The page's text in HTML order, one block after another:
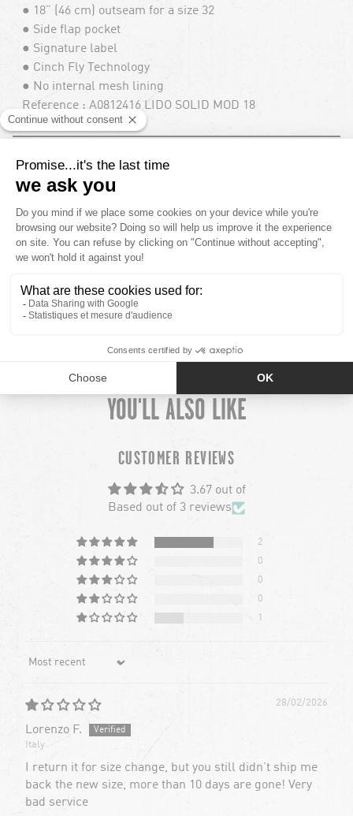
● 18” (46 cm) outseam for a size 32
● Side flap pocket
● Signature label
● Cinch Fly Technology
● No internal mesh lining
Reference : A0812416 LIDO SOLID MOD 18
COMPOSITION
50% POLYESTER / 44% RECYCLED POLYESTER / 6%
ELASTANE
SHIPPING
YOU'LL ALSO LIKE
CUSTOMER REVIEWS
3.67 out of
Based out of 3 reviews
2
0
0
0
1
28/02/2026
Lorenzo F.
Italy
I return it for size change, but you still didn’t ship me
back the new size, more than 10 days are gone! Very
bad service